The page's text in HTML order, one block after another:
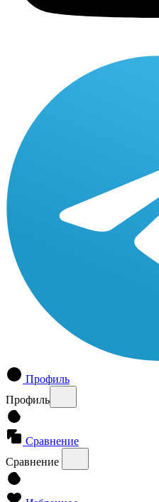
Профиль
Профиль
Сравнение
Сравнение